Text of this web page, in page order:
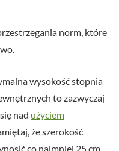
norm, które
wysokość stopnia
to zazwyczaj
nad użyciem
że szerokość
co najmniej 25 cm.